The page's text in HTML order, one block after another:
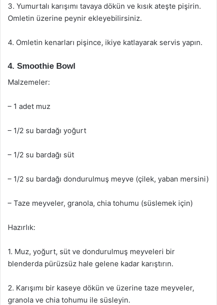
3. Yumurtalı karışımı tavaya dökün ve kısık ateşte pişirin.
Omletin üzerine peynir ekleyebilirsiniz.
4. Omletin kenarları pişince, ikiye katlayarak servis yapın.
4. Smoothie Bowl
Malzemeler:
– 1 adet muz
– 1/2 su bardağı yoğurt
– 1/2 su bardağı süt
– 1/2 su bardağı dondurulmuş meyve (çilek, yaban mersini)
– Taze meyveler, granola, chia tohumu (süslemek için)
Hazırlık:
1. Muz, yoğurt, süt ve dondurulmuş meyveleri bir
blenderda pürüzsüz hale gelene kadar karıştırın.
2. Karışımı bir kaseye dökün ve üzerine taze meyveler,
granola ve chia tohumu ile süsleyin.